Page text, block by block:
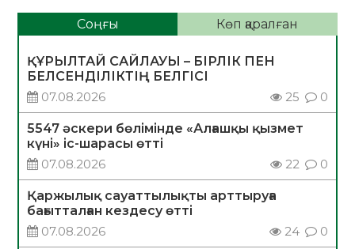
Соңғы Көп қаралған
ҚҰРЫЛТАЙ САЙЛАУЫ – БІРЛІК ПЕН
БЕЛСЕНДІЛІКТІҢ БЕЛГІСІ
07.08.2026
25 0
5547 әскери бөлімінде «Алғашқы қызмет
күні» іс-шарасы өтті
07.08.2026
22 0
Қаржылық сауаттылықты арттыруға
бағытталған кездесу өтті
07.08.2026
24 0